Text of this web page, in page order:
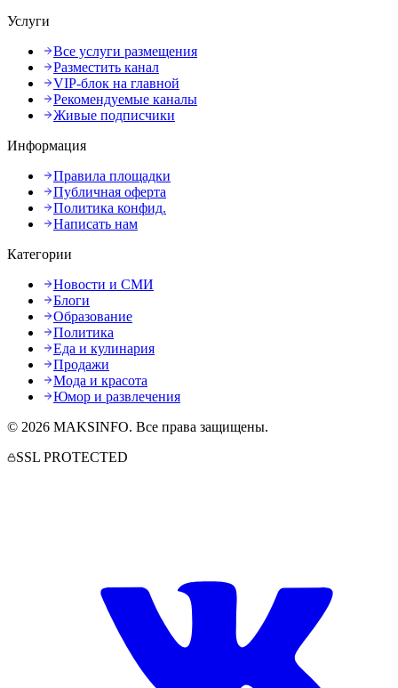
Услуги
Все услуги размещения
Разместить канал
VIP-блок на главной
Рекомендуемые каналы
Живые подписчики
Информация
Правила площадки
Публичная оферта
Политика конфид.
Написать нам
Категории
Новости и СМИ
Блоги
Образование
Политика
Еда и кулинария
Продажи
Мода и красота
Юмор и развлечения
© 2026 MAKSINFO. Все права защищены.
SSL PROTECTED